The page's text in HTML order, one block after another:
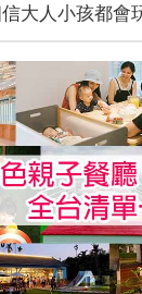
大人小孩都會